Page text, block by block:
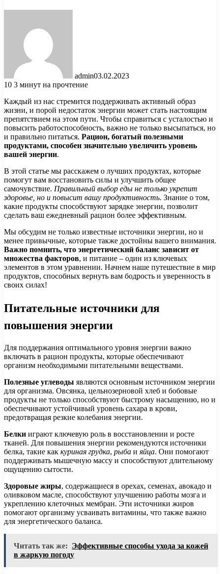
admin03.02.2023
10 3 минут на прочтение
Каждый из нас стремится поддерживать активный образ
жизни, и порой недостаток энергии может стать настоящим
препятствием на этом пути. Чтобы справиться с усталостью и
повысить работоспособность, важно не только высыпаться, но
и правильно питаться. Рацион, богатый полезными
продуктами, способен значительно увеличить уровень
вашей энергии.
В этой статье мы расскажем о лучших продуктах, которые
помогут вам восстановить силы и улучшить общее
самочувствие. Правильный выбор еды не только укрепит
здоровье, но и повысит вашу продуктивность. Знание о том,
какие продукты способствуют зарядке энергии, позволит
сделать ваш ежедневный рацион более эффективным.
Мы обсудим не только известные источники энергии, но и
менее привычные, которые также достойны вашего внимания.
Важно помнить, что энергетический баланс зависит от
множества факторов, и питание – один из ключевых
элементов в этом уравнении. Начнем наше путешествие в мир
продуктов, способных вернуть вам бодрость и уверенность в
своих силах!
Питательные источники для
повышения энергии
Для поддержания оптимального уровня энергии важно
включать в рацион продукты, которые обеспечивают
организм необходимыми питательными веществами.
Полезные углеводы являются основным источником энергии
для организма. Овсянка, цельнозерновой хлеб и бобовые
продукты не только способствуют быстрому насыщению, но и
обеспечивают устойчивый уровень сахара в крови,
предотвращая резкие колебания энергии.
Белки играют ключевую роль в восстановлении и росте
тканей. Для повышения энергии рекомендуются источники
белка, такие как куриная грудка, рыба и яйца. Они помогают
поддерживать мышечную массу и способствуют длительному
ощущению сытости.
Здоровые жиры, содержащиеся в орехах, семенах, авокадо и
оливковом масле, способствуют улучшению работы мозга и
укреплению клеточных мембран. Эти источники жиров
помогают организму усваивать витамины, что также важно
для энергетического баланса.
Читать так же: Эффективные способы ухода за кожей
в жаркую погоду